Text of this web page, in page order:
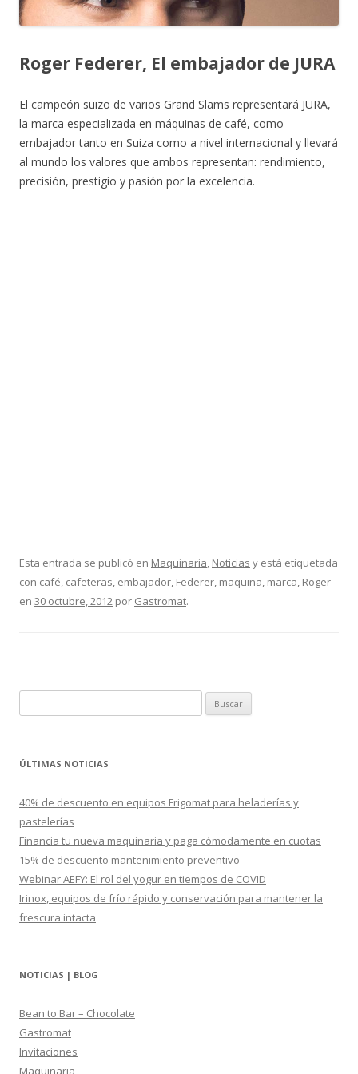
Roger Federer, El embajador de JURA
El campeón suizo de varios Grand Slams representará JURA,
la marca especializada en máquinas de café, como
embajador tanto en Suiza como a nivel internacional y llevará
al mundo los valores que ambos representan: rendimiento,
precisión, prestigio y pasión por la excelencia.
Esta entrada se publicó en Maquinaria, Noticias y está etiquetada
con café, cafeteras, embajador, Federer, maquina, marca, Roger
en 30 octubre, 2012 por Gastromat.
u
c
r
ÚLTIMAS NOTICIAS
40% de descuento en equipos Frigomat para heladerías y
pastelerías
Financia tu nueva maquinaria y paga cómodamente en cuotas
15% de descuento mantenimiento preventivo
Webinar AEFY: El rol del yogur en tiempos de COVID
Irinox, equipos de frío rápido y conservación para mantener la
frescura intacta
NOTICIAS | BLOG
Bean to Bar – Chocolate
Gastromat
Invitaciones
Maquinaria